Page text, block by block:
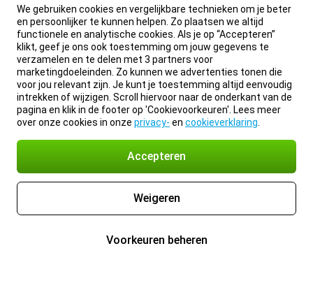
We gebruiken cookies en vergelijkbare technieken om je beter
en persoonlijker te kunnen helpen. Zo plaatsen we altijd
functionele en analytische cookies. Als je op “Accepteren”
klikt, geef je ons ook toestemming om jouw gegevens te
verzamelen en te delen met 3 partners voor
marketingdoeleinden. Zo kunnen we advertenties tonen die
voor jou relevant zijn. Je kunt je toestemming altijd eenvoudig
intrekken of wijzigen. Scroll hiervoor naar de onderkant van de
pagina en klik in de footer op 'Cookievoorkeuren'. Lees meer
over onze cookies in onze privacy- en cookieverklaring
Accepteren
Weigeren
Voorkeuren beheren